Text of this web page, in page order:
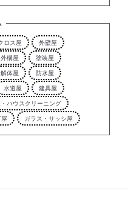
ロス屋
外壁屋
外構屋
塗装屋
解体屋
防水屋
水道屋
建具屋
ハウスクリーニング
ガラス・サッシ屋